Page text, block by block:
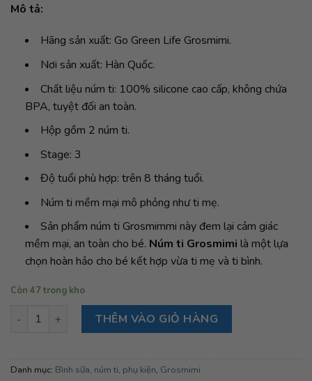
Mô tả:
Hãng sản xuất: Go Green Life Grosmimi.
Nơi sản xuất: Hàn Quốc.
Chất liệu núm ti: 100% silicone cao cấp, không chứa
BPA, tuyệt đối an toàn.
Hộp gồm 2 núm ti.
Stage: 3
Độ tuổi phù hợp: trên 8 tháng tuổi.
Núm ti mềm mại mô phỏng như ti mẹ.
Sản phẩm núm ti Grosmimmi này đem lại cảm giác
mềm mại, an toàn cho bé. Núm ti Grosmimi là một lựa
chọn hoàn hảo cho bé kết hợp vừa ti mẹ và ti bình.
Còn 47 trong kho
Núm ti Grosmimi stage 3, y-cut cho bé từ trên 8 tháng tuổi số
THÊM VÀO GIỎ HÀNG
Danh mục: Bình sữa, núm ti, phụ kiện, Grosmimi